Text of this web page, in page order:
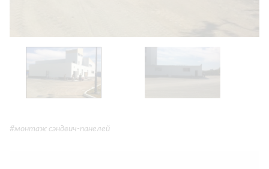
#монтаж сэндвич-панелей